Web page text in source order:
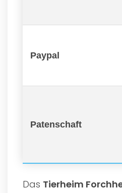
Paypal
Patenschaft
Das Tierheim